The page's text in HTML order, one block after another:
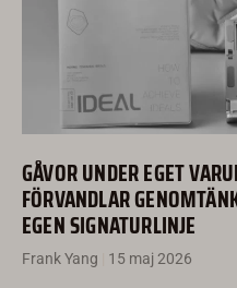
GÅVOR UNDER EGET
FÖRVANDLAR
EGEN SIGNATURLINJE
Frank Yang 15 maj 2026